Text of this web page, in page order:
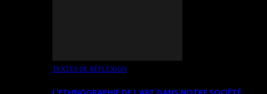
TEXTES DE RÉFLEXION